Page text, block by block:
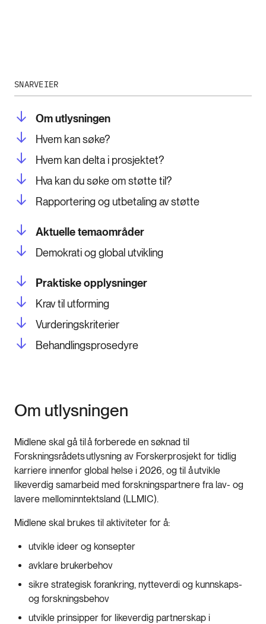
SNARVEIER
Om utlysningen
Hvem kan søke?
Hvem kan delta i prosjektet?
Hva kan du søke om støtte til?
Rapportering og utbetaling av støtte
Aktuelle temaområder
Demokrati og global utvikling
Praktiske opplysninger
Krav til utforming
Vurderingskriterier
Behandlingsprosedyre
Om utlysningen
Midlene skal gå til å forberede en søknad til
Forskningsrådets utlysning av Forskerprosjekt for tidlig
karriere innenfor global helse i 2026, og til å utvikle
likeverdig samarbeid med forskningspartnere fra lav- og
lavere mellominntektsland (LLMIC).
Midlene skal brukes til aktiviteter for å:
utvikle ideer og konsepter
avklare brukerbehov
sikre strategisk forankring, nytteverdi og kunnskaps-
og forskningsbehov
utvikle prinsipper for likeverdig partnerskap i